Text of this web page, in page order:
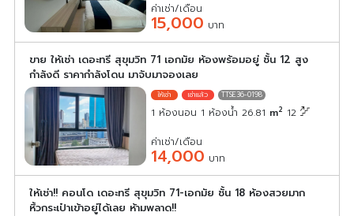
ค่าเช่า/เดือน
15,000 บาท
ขาย ให้เช่า เดอะทรี สุขุมวิท 71 เอกมัย ห้องพร้อมอยู่ ชั้น 12 สูง
กำลังดี ราคากำลังโดน มาจับมาจองเลย
TTSE36-0198
1 ห้องนอน 1 ห้องน้ำ 26.81 m2 12
ค่าเช่า/เดือน
14,000 บาท
ให้เช่า!! คอนโด เดอะทรี สุขุมวิท 71-เอกมัย ชั้น 18 ห้องสวยมาก
หิ้วกระเป๋าเข้าอยู่ได้เลย ห้ามพลาด!!